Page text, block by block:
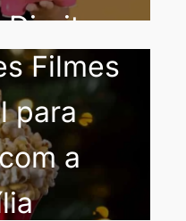
Direito
Filmes
para
a